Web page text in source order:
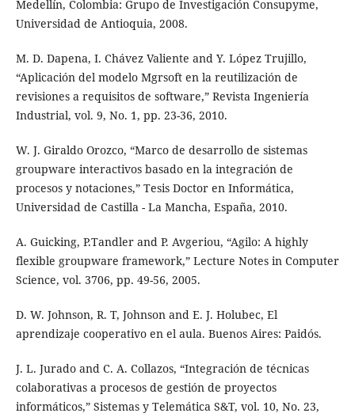
Medellín, Colombia: Grupo de Investigación Consupyme,
Universidad de Antioquia, 2008.
M. D. Dapena, I. Chávez Valiente and Y. López Trujillo,
“Aplicación del modelo Mgrsoft en la reutilización de
revisiones a requisitos de software,” Revista Ingeniería
Industrial, vol. 9, No. 1, pp. 23-36, 2010.
W. J. Giraldo Orozco, “Marco de desarrollo de sistemas
groupware interactivos basado en la integración de
procesos y notaciones,” Tesis Doctor en Informática,
Universidad de Castilla - La Mancha, España, 2010.
A. Guicking, P.Tandler and P. Avgeriou, “Agilo: A highly
flexible groupware framework,” Lecture Notes in Computer
Science, vol. 3706, pp. 49-56, 2005.
D. W. Johnson, R. T, Johnson and E. J. Holubec, El
aprendizaje cooperativo en el aula. Buenos Aires: Paidós.
J. L. Jurado and C. A. Collazos, “Integración de técnicas
colaborativas a procesos de gestión de proyectos
informáticos,” Sistemas y Telemática S&T, vol. 10, No. 23,